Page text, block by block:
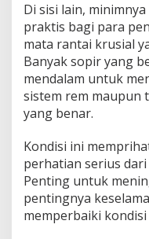
Di sisi lain,
praktis bagi para
mata rantai krusial
Banyak sopir yang
mendalam untuk
sistem rem maupun
yang benar.
Kondisi ini
perhatian serius
Penting untuk
pentingnya
memperbaiki